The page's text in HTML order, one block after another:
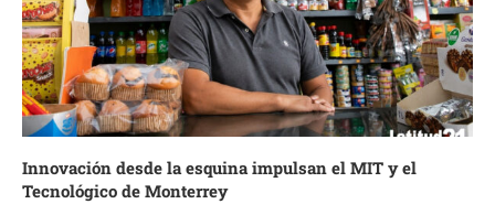
Innovación desde la esquina impulsan el MIT y el
Tecnológico de Monterrey